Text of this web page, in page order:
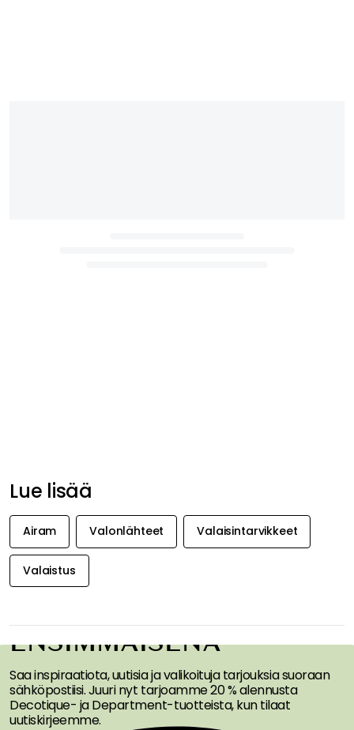
Lue lisää
Airam Valonlähteet Valaisintarvikkeet
Valaistus
SAA INSPIRAATIOTA &
TARJOUKSIA
ENSIMMÄISENÄ
Saa inspiraatiota, uutisia ja valikoituja tarjouksia suoraan
sähköpostiisi. Juuri nyt tarjoamme 20 % alennusta
Decotique- ja Department-tuotteista, kun tilaat
uutiskirjeemme.